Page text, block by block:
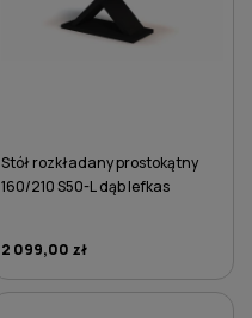
Stół rozkładany prostokątny
160/210 S50-L dąb lefkas
2 099,00 zł